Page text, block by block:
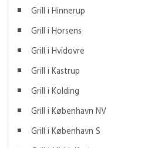
Grill i Hinnerup
Grill i Horsens
Grill i Hvidovre
Grill i Kastrup
Grill i Kolding
Grill i København NV
Grill i København S